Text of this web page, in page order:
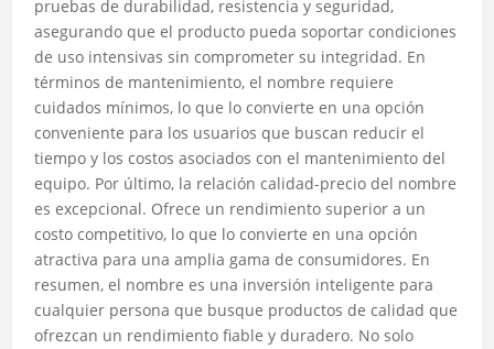
pruebas de durabilidad, resistencia y seguridad,
asegurando que el producto pueda soportar condiciones
de uso intensivas sin comprometer su integridad. En
términos de mantenimiento, el nombre requiere
cuidados mínimos, lo que lo convierte en una opción
conveniente para los usuarios que buscan reducir el
tiempo y los costos asociados con el mantenimiento del
equipo. Por último, la relación calidad-precio del nombre
es excepcional. Ofrece un rendimiento superior a un
costo competitivo, lo que lo convierte en una opción
atractiva para una amplia gama de consumidores. En
resumen, el nombre es una inversión inteligente para
cualquier persona que busque productos de calidad que
ofrezcan un rendimiento fiable y duradero. No solo